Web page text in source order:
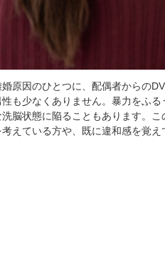
婚原因のひとつに、配偶者からの
性も少なくありません。暴力をふ
脳状態に陥ることもあります。
えている方や、既に違和感を覚